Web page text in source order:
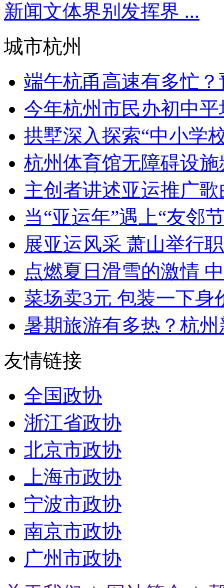
新闻文体界别发挥界 ...
城市杭州
端午杭甬高速有多忙
今年杭州市民办初中
拱墅深入探索“中小学
杭州体育馆无障碍设
主创者讲述亚运推广
当“亚运年”遇上“友邻
展亚运风采 萧山举行
点燃夏日滑雪的激情
菜场卖3元 包装一下身
暑期旅游有多热？杭
友情链接
全国政协
浙江省政协
北京市政协
上海市政协
宁波市政协
南京市政协
广州市政协